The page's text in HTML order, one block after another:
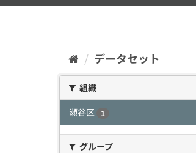
データセット
組織
瀬谷区
1
グループ